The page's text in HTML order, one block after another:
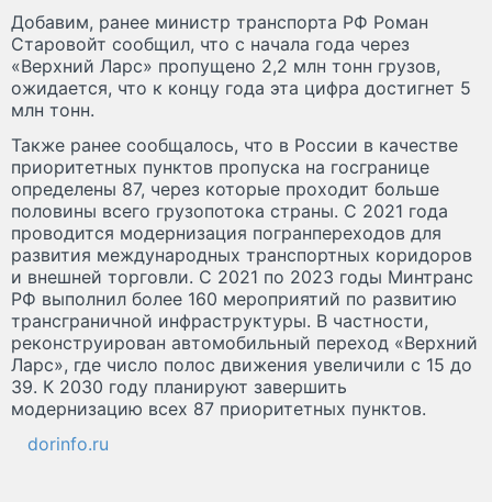
Добавим, ранее министр транспорта РФ Роман
Старовойт сообщил, что с начала года через
«Верхний Ларс» пропущено 2,2 млн тонн грузов,
ожидается, что к концу года эта цифра достигнет 5
млн тонн.
Также ранее сообщалось, что в России в качестве
приоритетных пунктов пропуска на госгранице
определены 87, через которые проходит больше
половины всего грузопотока страны. С 2021 года
проводится модернизация погранпереходов для
развития международных транспортных коридоров
и внешней торговли. С 2021 по 2023 годы Минтранс
РФ выполнил более 160 мероприятий по развитию
трансграничной инфраструктуры. В частности,
реконструирован автомобильный переход «Верхний
Ларс», где число полос движения увеличили с 15 до
39. К 2030 году планируют завершить
модернизацию всех 87 приоритетных пунктов.
dorinfo.ru